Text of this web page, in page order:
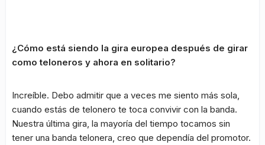
¿Cómo está siendo la gira europea después de girar
como teloneros y ahora en solitario?
Increíble. Debo admitir que a veces me siento más sola,
cuando estás de telonero te toca convivir con la banda.
Nuestra última gira, la mayoría del tiempo tocamos sin
tener una banda telonera, creo que dependía del promotor.